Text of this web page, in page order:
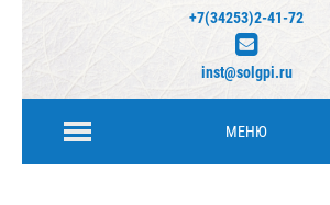
+7(34253)2-41-72
inst@solgpi.ru
МЕНЮ